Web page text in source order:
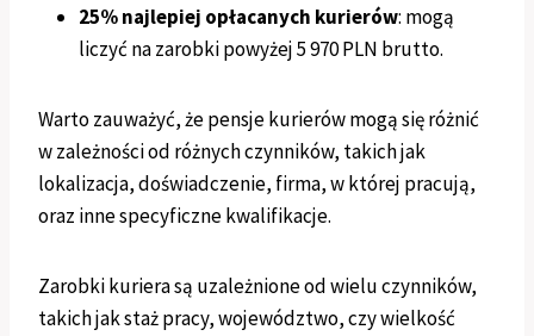
25% najlepiej opłacanych kurierów: mogą
liczyć na zarobki powyżej 5 970 PLN brutto.
Warto zauważyć, że pensje kurierów mogą się różnić
w zależności od różnych czynników, takich jak
lokalizacja, doświadczenie, firma, w której pracują,
oraz inne specyficzne kwalifikacje.
Zarobki kuriera są uzależnione od wielu czynników,
takich jak staż pracy, województwo, czy wielkość